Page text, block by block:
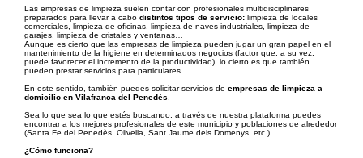
Las empresas de limpieza suelen contar con profesionales multidisciplinares
preparados para llevar a cabo distintos tipos de servicio: limpieza de locales
comerciales, limpieza de oficinas, limpieza de naves industriales, limpieza de
garajes, limpieza de cristales y ventanas…
Aunque es cierto que las empresas de limpieza pueden jugar un gran papel en el
mantenimiento de la higiene en determinados negocios (factor que, a su vez,
puede favorecer el incremento de la productividad), lo cierto es que también
pueden prestar servicios para particulares.
En este sentido, también puedes solicitar servicios de empresas de limpieza a
domicilio en Vilafranca del Penedès
Sea lo que sea lo que estés buscando, a través de nuestra plataforma puedes
encontrar a los mejores profesionales de este municipio y poblaciones de alrededor
(Santa Fe del Penedès, Olivella, Sant Jaume dels Domenys, etc.).
¿Cómo funciona?